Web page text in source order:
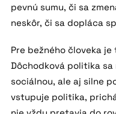
pevnú sumu, či sa
neskôr, či sa dopláca
Pre bežného človeka
Dôchodková politika sa
sociálnou, ale aj silne
vstupuje politika,